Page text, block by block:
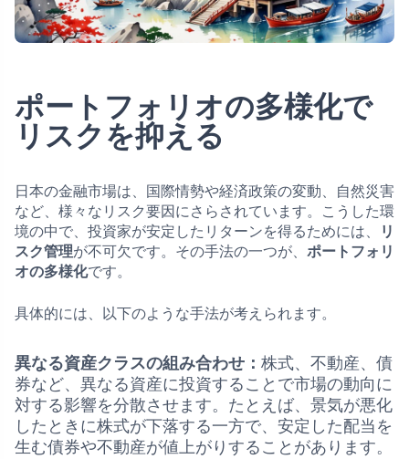
ポートフォリオの多様化で
リスクを抑える
日本の金融市場は、国際情勢や経済政策の変動、自然災害
など、様々なリスク要因にさらされています。こうした環
境の中で、投資家が安定したリターンを得るためには、
リ
スク管理が不可欠です。その手法の一つが、 ポートフォリ
オの多様化です。
具体的には、以下のような手法が考えられます。
異なる資産クラスの組み合わせ： 株式、不動産、債
券など、異なる資産に投資することで市場の動向に
対する影響を分散させます。たとえば、景気が悪化
したときに株式が下落する一方で、安定した配当を
生む債券や不動産が値上がりすることがあります。